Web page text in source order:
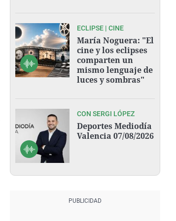
ECLIPSE | CINE
María Noguera: "El
cine y los eclipses
comparten un
mismo lenguaje de
luces y sombras"
CON SERGI LÓPEZ
Deportes Mediodía
Valencia 07/08/2026